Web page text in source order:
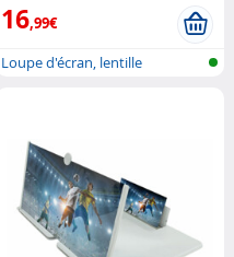
16,99€
Loupe d'écran, lentille